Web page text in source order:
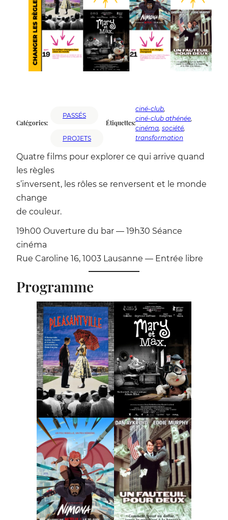
Catégories:
PASSÉS
PROJETS
Étiquettes:
ciné-club,
ciné-club athénée,
cinéma, société,
transformation
Quatre films pour explorer ce qui arrive quand
les règles
s’inversent, les rôles se renversent et le monde
change
de couleur.
19h00 Ouverture du bar — 19h30 Séance
cinéma
Rue Caroline 16, 1003 Lausanne — Entrée libre
Programme